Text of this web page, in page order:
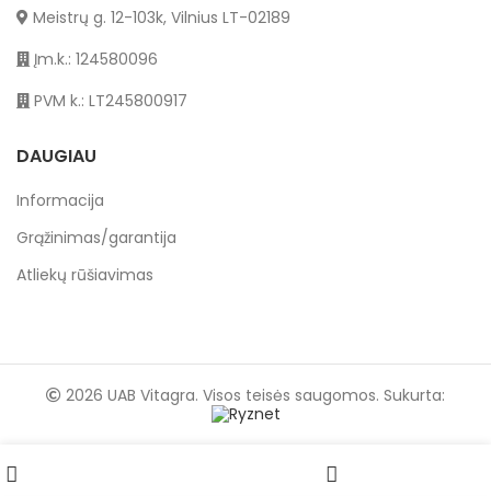
Meistrų g. 12-103k, Vilnius LT-02189
Įm.k.: 124580096
PVM k.: LT245800917
DAUGIAU
Informacija
Grąžinimas/garantija
Atliekų rūšiavimas
2026 UAB Vitagra. Visos teisės saugomos. Sukurta: